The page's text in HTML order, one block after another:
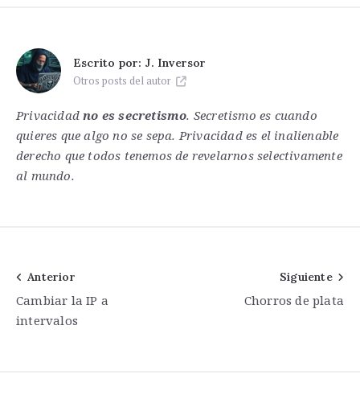
Escrito por: J. Inversor
Otros posts del autor
Privacidad no es secretismo. Secretismo es cuando
quieres que algo no se sepa. Privacidad es el inalienable
derecho que todos tenemos de revelarnos selectivamente
al mundo.
Navegación
de
entradas
Anterior
Cambiar la IP a
intervalos
Siguiente
Chorros de plata